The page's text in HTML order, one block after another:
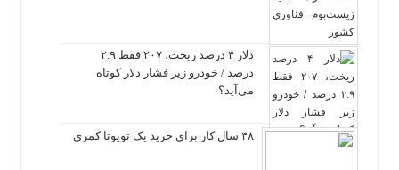
دلار ۴ درصد ریخت، ۲۰۷ فقط ۲.۹
درصد / خودرو زیر فشار دلار کوتاه
می‌آید؟
۴۸ سال کار برای خرید یک تویوتا کمری